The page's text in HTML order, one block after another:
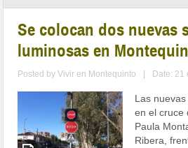
Se colocan dos nuevas
luminosas en
Posted byVivir en Montequinto Date: 21
Las
en el cruce
Paula
Ribera,